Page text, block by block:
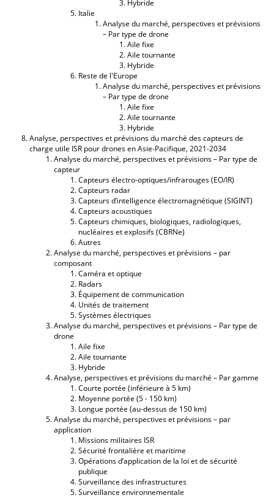
Hybride
Italie
Analyse du marché, perspectives et prévisions
– Par type de drone
Aile fixe
Aile tournante
Hybride
Reste de l'Europe
Analyse du marché, perspectives et prévisions
– Par type de drone
Aile fixe
Aile tournante
Hybride
Analyse, perspectives et prévisions du marché des capteurs de
charge utile ISR pour drones en Asie-Pacifique, 2021-2034
Analyse du marché, perspectives et prévisions – Par type de
capteur
Capteurs électro-optiques/infrarouges (EO/IR)
Capteurs radar
Capteurs d’intelligence électromagnétique (SIGINT)
Capteurs acoustiques
Capteurs chimiques, biologiques, radiologiques,
nucléaires et explosifs (CBRNe)
Autres
Analyse du marché, perspectives et prévisions – par
composant
Caméra et optique
Radars
Équipement de communication
Unités de traitement
Systèmes électriques
Analyse du marché, perspectives et prévisions – Par type de
drone
Aile fixe
Aile tournante
Hybride
Analyse, perspectives et prévisions du marché – Par gamme
Courte portée (inférieure à 5 km)
Moyenne portée (5 - 150 km)
Longue portée (au-dessus de 150 km)
Analyse du marché, perspectives et prévisions – par
application
Missions militaires ISR
Sécurité frontalière et maritime
Opérations d’application de la loi et de sécurité
publique
Surveillance des infrastructures
Surveillance environnementale